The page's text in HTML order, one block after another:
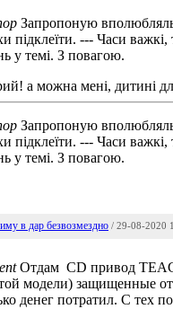
Запропоную
підклеїти. --- Часи
у темі. З повагою.
а можна менi, дитинi
Запропоную
підклеїти. --- Часи
у темі. З повагою.
в дар безвозмездно / 29-08-2020
Отдам CD привод TEAC
модели) защищенные
денег потратил. С тех